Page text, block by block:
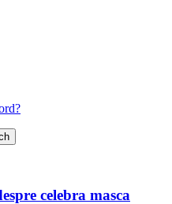
celebra masca